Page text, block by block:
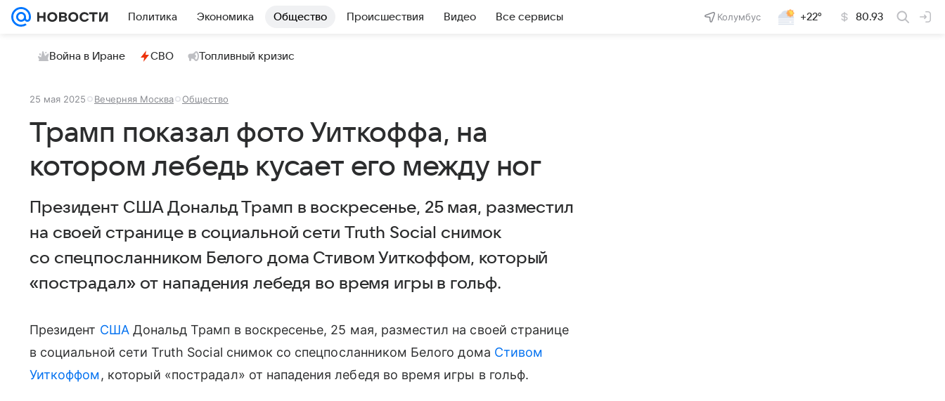
Политика Экономика Общество Происшествия Видео Все сервисы Колумбус +22° 80.93
Война в Иране СВО Топливный кризис
25 мая 2025 Вечерняя Москва Общество
Трамп показал фото Уиткоффа, на
котором лебедь кусает его между ног
Президент США Дональд Трамп в воскресенье, 25 мая, разместил
на своей странице в социальной сети Truth Social снимок
со спецпосланником Белого дома Стивом Уиткоффом, который
«пострадал» от нападения лебедя во время игры в гольф.
Президент СШАДональд Трамп в воскресенье, 25 мая, разместил на своей странице
в социальной сети Truth Social снимок со спецпосланником Белого дома Стивом
Уиткоффом, который «пострадал» от нападения лебедя во время игры в гольф.